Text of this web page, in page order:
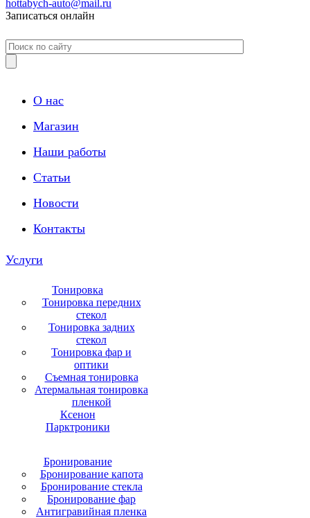
hottabych-auto@mail.ru
Записаться онлайн
О нас
Магазин
Наши работы
Статьи
Новости
Контакты
Услуги
Тонировка
Тонировка передних
стекол
Тонировка задних
стекол
Тонировка фар и
оптики
Съемная тонировка
Атермальная тонировка
пленкой
Ксенон
Парктроники
Бронирование
Бронирование капота
Бронирование стекла
Бронирование фар
Антигравийная пленка